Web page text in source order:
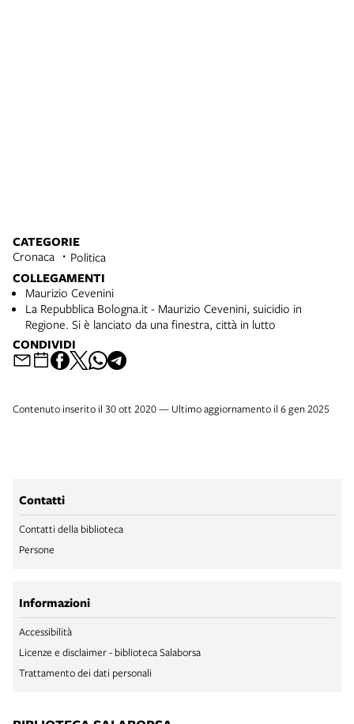
CATEGORIE
Cronaca Politica
COLLEGAMENTI
Maurizio Cevenini
La Repubblica Bologna.it - Maurizio Cevenini, suicidio in
Regione. Si è lanciato da una finestra, città in lutto
CONDIVIDI
Contenuto inserito il 30 ott 2020 — Ultimo aggiornamento il 6 gen 2025
Contatti
Contatti della biblioteca
Persone
Informazioni
Accessibilità
Licenze e disclaimer - biblioteca Salaborsa
Trattamento dei dati personali